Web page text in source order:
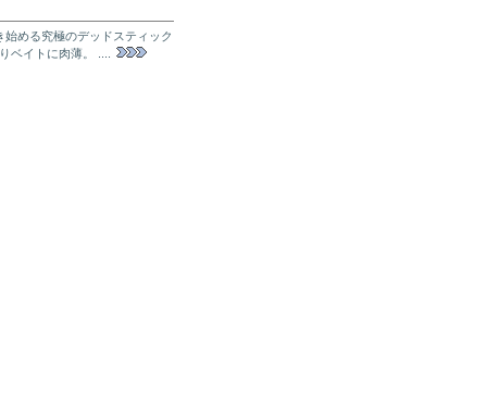
める究極のデッドスティック
ベイトに肉薄。 ....